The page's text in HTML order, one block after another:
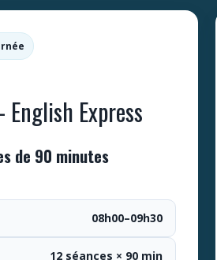
Express
de 90 minutes
08h00–09h30
12 séances × 90 min